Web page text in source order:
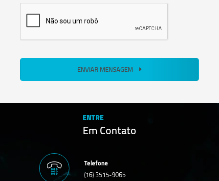
ENVIAR MENSAGEM
ENTRE
Em Contato
Telefone
(16) 3515-9065